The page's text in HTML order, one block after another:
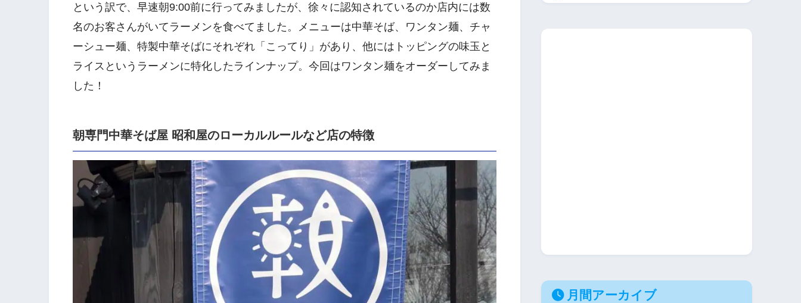
という訳で、早速朝9:00前に行ってみましたが、徐々に認知されているのか店内には数
名のお客さんがいてラーメンを食べてました。メニューは中華そば、ワンタン麺、チャ
ーシュー麺、特製中華そばにそれぞれ「こってり」があり、他にはトッピングの味玉と
ライスというラーメンに特化したラインナップ。今回はワンタン麺をオーダーしてみま
した！
朝専門中華そば屋 昭和屋のローカルルールなど店の特徴
月間アーカイブ